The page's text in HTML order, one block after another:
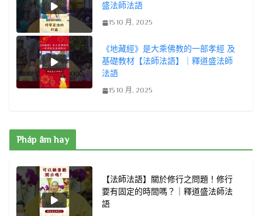
盛法師法語
15 10 月, 2025
《地藏經》是大乘佛教的一部孝經 及
基礎教材【法師法語】｜釋道盛法師
法語
15 10 月, 2025
Pháp âm hay
【法師法語】關於修行之問題！修行
要有固定的時間嗎？｜釋道盛法師法
語